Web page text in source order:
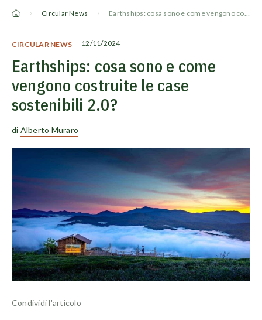
Circular News Earthships: cosa sono e come vengono costruite le case sostenibili 2.0?
CIRCULAR NEWS 12/11/2024
Earthships: cosa sono e come
vengono costruite le case
sostenibili 2.0?
di Alberto Muraro
Condividi l'articolo